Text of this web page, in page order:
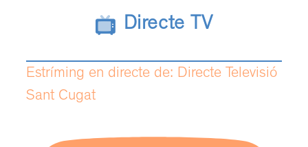
Directe TV
Estríming en directe de: Directe Televisió
Sant Cugat